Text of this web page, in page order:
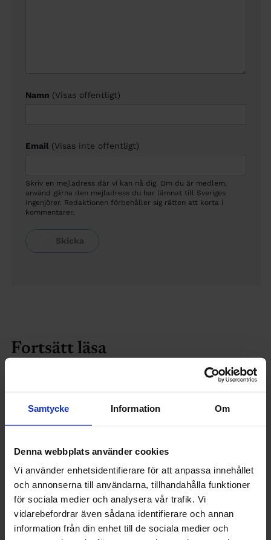
Samtycke Information Om
Denna webbplats använder cookies
Vi använder enhetsidentifierare för att anpassa innehållet
och annonserna till användarna, tillhandahålla funktioner
för sociala medier och analysera vår trafik. Vi
vidarebefordrar även sådana identifierare och annan
information från din enhet till de sociala medier och
Namn (Visas offentligt)
Email (Visas inte offentligt)
Skriv en mejladress där vi kan nå dig. Om du är medlem,
använd gärna den mejladress du har lämnat till Sveriges
Ingenjörer. Redaktionen förbehåller sig rätten att korta i
kommentarer.
Fortsätt läsa